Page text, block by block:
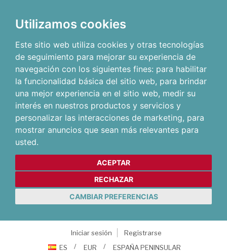
Utilizamos cookies
Este sitio web utiliza cookies y otras tecnologías
de seguimiento para mejorar su experiencia de
navegación con los siguientes fines: para habilitar
la funcionalidad básica del sitio web, para brindar
una mejor experiencia en el sitio web, medir su
interés en nuestros productos y servicios y
personalizar las interacciones de marketing, para
mostrar anuncios que sean más relevantes para
usted.
ACEPTAR
RECHAZAR
CAMBIAR PREFERENCIAS
Iniciar sesión
Registrarse
ES
EUR ESPAÑA PENINSULAR